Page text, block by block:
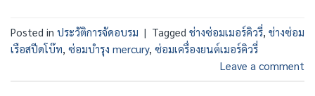
Posted in ประวัติการจัดอบรม | Tagged ช่างซ่อมเมอร์คิวรี่, ช่างซ่อม
เรือสปีดโบ๊ท, ซ่อมบำรุง mercury, ซ่อมเครื่องยนต์เมอร์คิวรี่
Leave a comment